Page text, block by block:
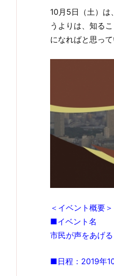
10月5日（土）
うよりは、知る
になればと思って
＜イベント概要＞
■イベント名
市民が声をあげ
■日程：2019年